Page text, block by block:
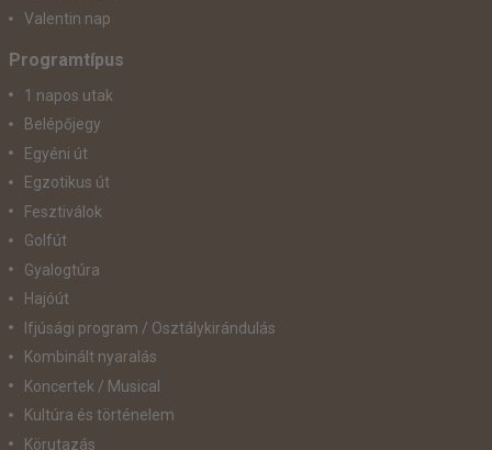
Valentin nap
Programtípus
1 napos utak
Belépőjegy
Egyéni út
Egzotikus út
Fesztiválok
Golfút
Gyalogtúra
Hajóút
Ifjúsági program / Osztálykirándulás
Kombinált nyaralás
Koncertek / Musical
Kultúra és történelem
Körutazás